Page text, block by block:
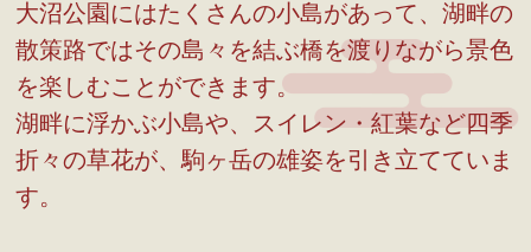
大沼公園にはたくさんの小島があって、湖畔の
散策路ではその島々を結ぶ橋を渡りながら景色
を楽しむことができます。
湖畔に浮かぶ小島や、スイレン・紅葉など四季
折々の草花が、駒ヶ岳の雄姿を引き立てていま
す。